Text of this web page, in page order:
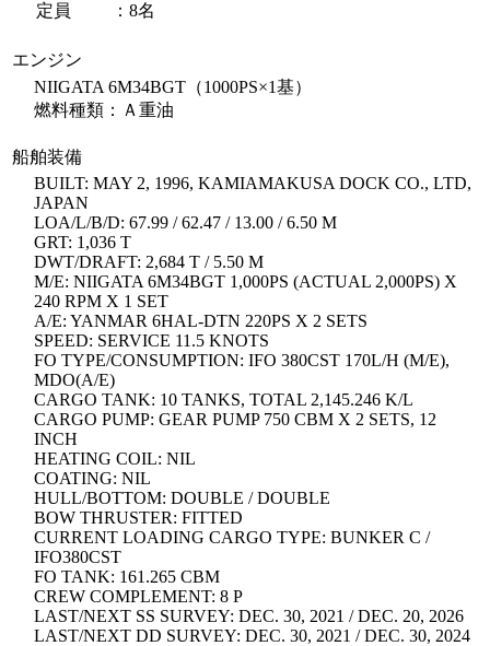
定員
：8名
エンジン
NIIGATA 6M34BGT（1000PS×1基）
燃料種類：Ａ重油
船舶装備
BUILT: MAY 2, 1996, KAMIAMAKUSA DOCK CO., LTD,
JAPAN
LOA/L/B/D: 67.99 / 62.47 / 13.00 / 6.50 M
GRT: 1,036 T
DWT/DRAFT: 2,684 T / 5.50 M
M/E: NIIGATA 6M34BGT 1,000PS (ACTUAL 2,000PS) X
240 RPM X 1 SET
A/E: YANMAR 6HAL-DTN 220PS X 2 SETS
SPEED: SERVICE 11.5 KNOTS
FO TYPE/CONSUMPTION: IFO 380CST 170L/H (M/E),
MDO(A/E)
CARGO TANK: 10 TANKS, TOTAL 2,145.246 K/L
CARGO PUMP: GEAR PUMP 750 CBM X 2 SETS, 12
INCH
HEATING COIL: NIL
COATING: NIL
HULL/BOTTOM: DOUBLE / DOUBLE
BOW THRUSTER: FITTED
CURRENT LOADING CARGO TYPE: BUNKER C /
IFO380CST
FO TANK: 161.265 CBM
CREW COMPLEMENT: 8 P
LAST/NEXT SS SURVEY: DEC. 30, 2021 / DEC. 20, 2026
LAST/NEXT DD SURVEY: DEC. 30, 2021 / DEC. 30, 2024